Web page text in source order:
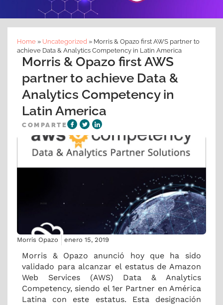
Home » Uncategorized » Morris & Opazo first AWS partner to
achieve Data & Analytics Competency in Latin America
Morris & Opazo first AWS
partner to achieve Data &
Analytics Competency in
Latin America
COMPARTE
Morris Opazo enero 15, 2019
Morris & Opazo anunció hoy que ha sido
validado para alcanzar el estatus de Amazon
Web Services (AWS) Data & Analytics
Competency, siendo el 1er Partner en América
Latina con este estatus. Esta designación